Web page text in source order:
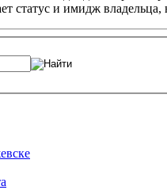
статус и имидж